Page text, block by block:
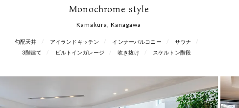
Monochrome style
Kamakura, Kanagawa
勾配天井 アイランドキッチン インナーバルコニー
サウナ
3階建て
ビルトインガレージ 吹き抜け スケルトン階段